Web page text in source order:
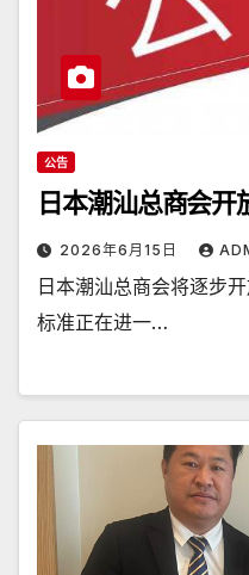
公告
日本潮汕总商会开
2026年6月15日
日本潮汕总商会将逐步
标准正在进一…